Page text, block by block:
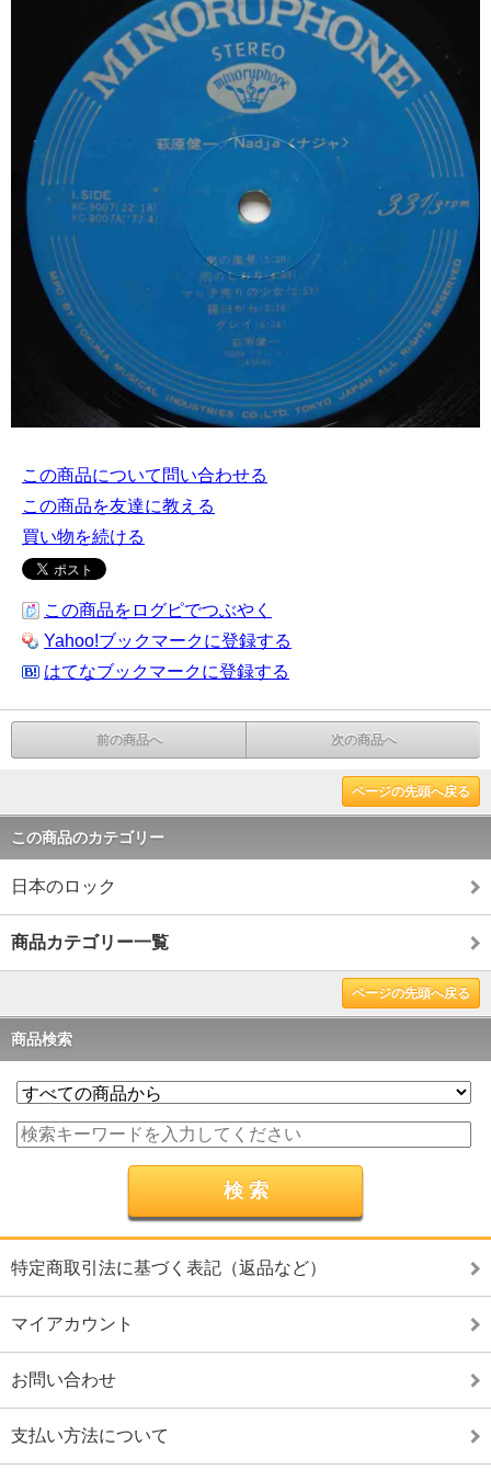
この商品について問い合わせる
この商品を友達に教える
買い物を続ける
この商品をログピでつぶやく
Yahoo!ブックマークに登録する
はてなブックマークに登録する
前の商品へ 次の商品へ
ページの先頭へ戻る
この商品のカテゴリー
日本のロック
商品カテゴリー一覧
ページの先頭へ戻る
商品検索
特定商取引法に基づく表記（返品など）
マイアカウント
お問い合わせ
支払い方法について